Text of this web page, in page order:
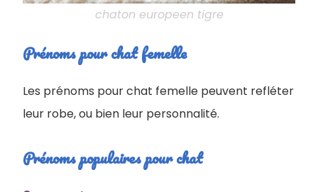
chaton europeen tigre
Prénoms pour chat femelle
Les prénoms pour chat femelle peuvent refléter
leur robe, ou bien leur personnalité.
Prénoms populaires pour chat